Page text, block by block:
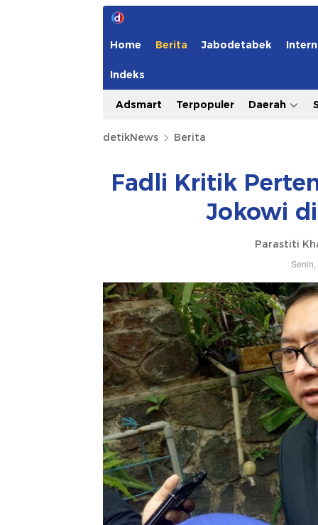
Home Berita Jabodetabek
Indeks
Adsmart Terpopuler Daerah
detikNews Berita
Fadli Kritik
Jokowi
Parastiti